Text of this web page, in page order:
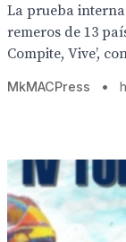
La prueba
remeros de 13
Compite, Vive’,
MkMACPress •